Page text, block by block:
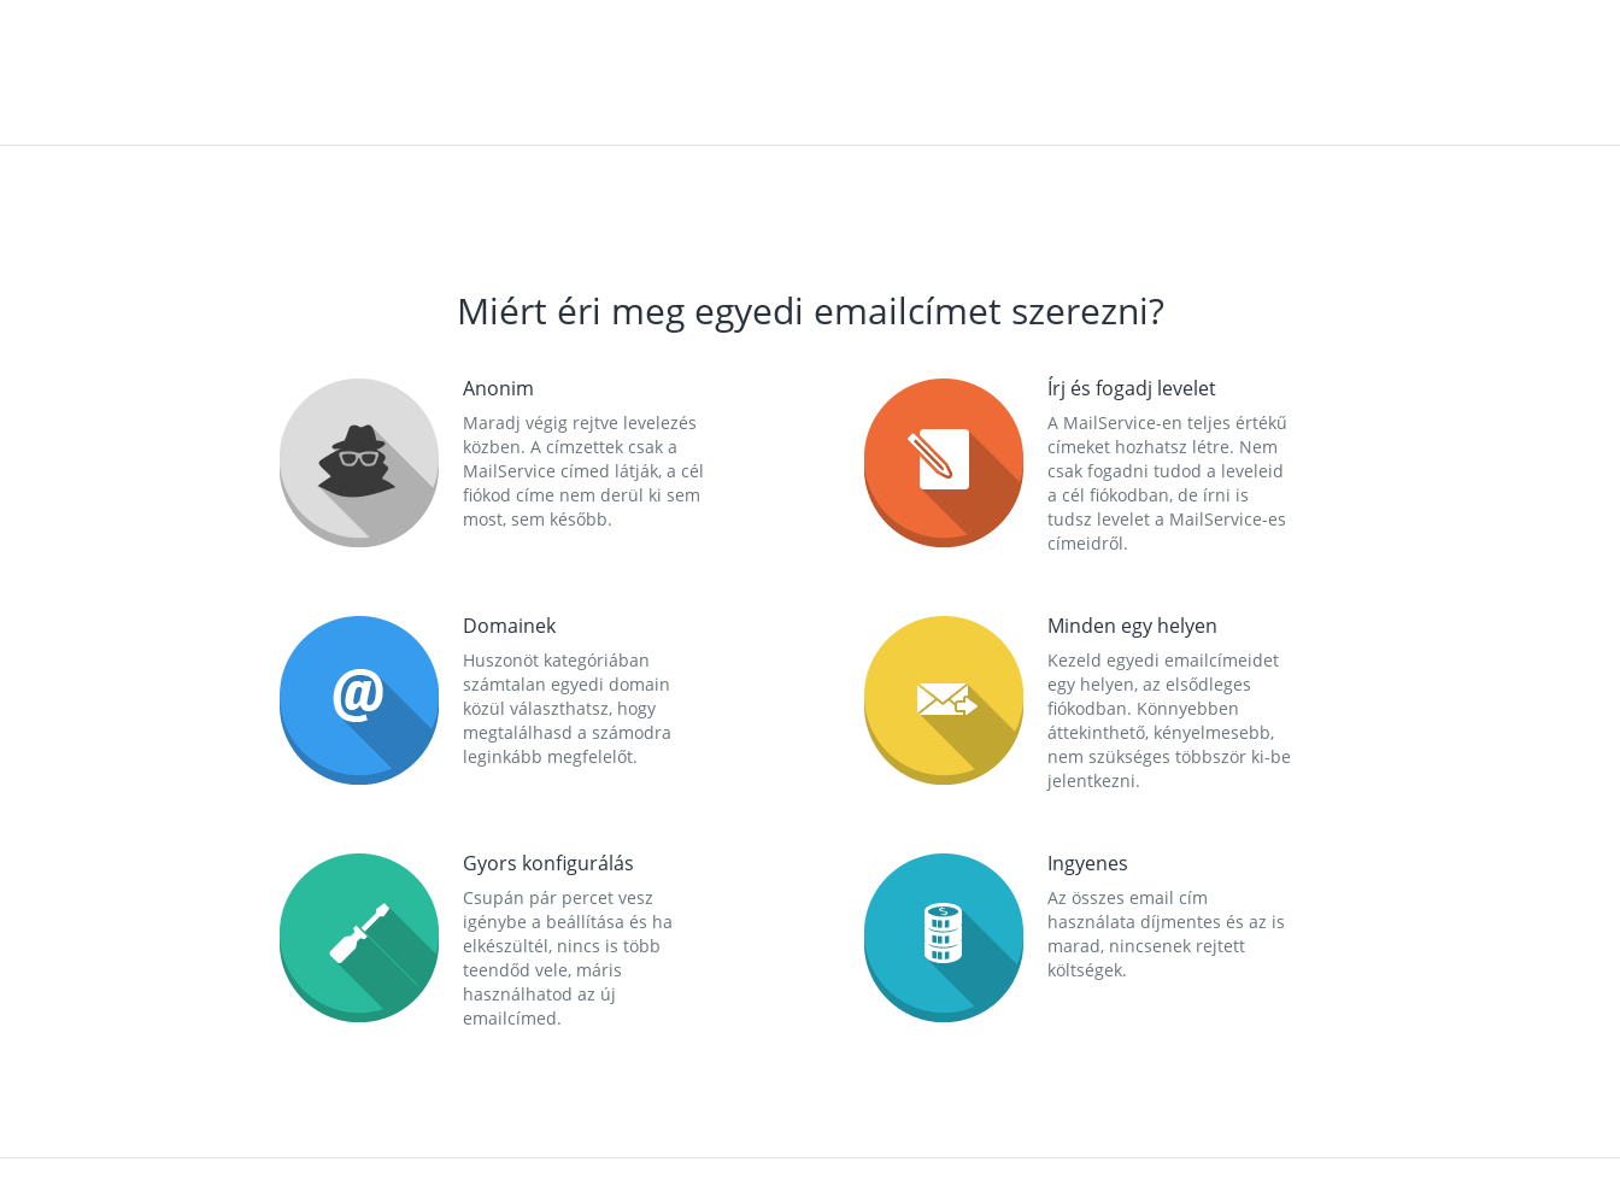
Miért éri meg egyedi emailcímet szerezni?
Anonim
Maradj végig rejtve levelezés
közben. A címzettek csak a
MailService címed látják, a cél
fiókod címe nem derül ki sem
most, sem később.
Írj és fogadj levelet
A MailService-en teljes értékű
címeket hozhatsz létre. Nem
csak fogadni tudod a leveleid
a cél fiókodban, de írni is
tudsz levelet a MailService-es
címeidről.
Domainek
Huszonöt kategóriában
számtalan egyedi domain
közül választhatsz, hogy
megtalálhasd a számodra
leginkább megfelelőt.
Minden egy helyen
Kezeld egyedi emailcímeidet
egy helyen, az elsődleges
fiókodban. Könnyebben
áttekinthető, kényelmesebb,
nem szükséges többször ki-be
jelentkezni.
Gyors konfigurálás
Csupán pár percet vesz
igénybe a beállítása és ha
elkészültél, nincs is több
teendőd vele, máris
használhatod az új
emailcímed.
Ingyenes
Az összes email cím
használata díjmentes és az is
marad, nincsenek rejtett
költségek.